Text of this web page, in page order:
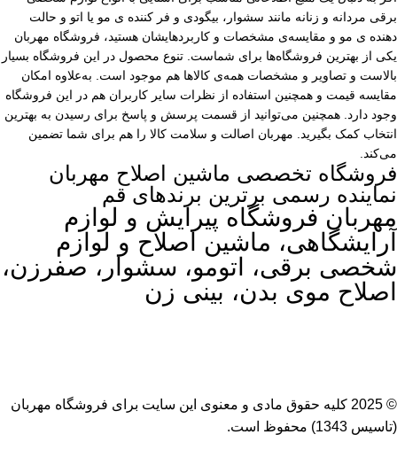
برقی مردانه و زنانه مانند سشوار، بیگودی و فر کننده ی مو یا اتو و حالت
دهنده ی مو و مقایسه‌ی مشخصات و کاربردهایشان هستید، فروشگاه مهربان
یکی از بهترین فروشگاه‌ها برای شماست. تنوع محصول در این فروشگاه بسیار
بالاست و تصاویر و مشخصات همه‌ی کالاها هم موجود است. به‌علاوه امکان
مقایسه قیمت و همچنین استفاده از نظرات سایر کاربران هم در این فروشگاه
وجود دارد. همچنین می‌توانید از قسمت پرسش و پاسخ برای رسیدن به بهترین
انتخاب کمک بگیرید. مهربان اصالت و سلامت کالا را هم برای شما تضمین
می‌کند.
فروشگاه تخصصی ماشین اصلاح مهربان
نماینده رسمی برترین برندهای قم
مهربان فروشگاه پیرایش و لوازم
آرایشگاهی، ماشین اصلاح و لوازم
شخصی برقی، اتومو، سشوار، صفرزن،
اصلاح موی بدن، بینی زن
© 2025 کلیه حقوق مادی و معنوی این سایت برای
فروشگاه مهربان
(تاسیس 1343) محفوظ است.